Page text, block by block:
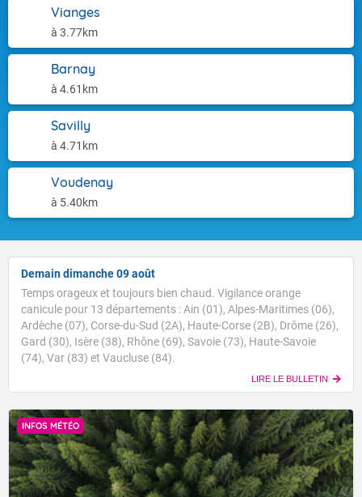
Vianges
à 3.77km
Barnay
à 4.61km
Savilly
à 4.71km
Voudenay
à 5.40km
Demain dimanche 09 août
Temps orageux et toujours bien chaud. Vigilance orange
canicule pour 13 départements : Ain (01), Alpes-Maritimes (06),
Ardèche (07), Corse-du-Sud (2A), Haute-Corse (2B), Drôme (26),
Gard (30), Isère (38), Rhône (69), Savoie (73), Haute-Savoie
(74), Var (83) et Vaucluse (84).
LIRE LE BULLETIN
INFOS MÉTÉO